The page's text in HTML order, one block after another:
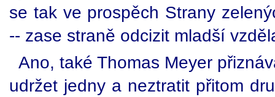
se tak ve prospěch Strany
-- zase straně odcizit mladší
Ano, také Thomas Meyer
udržet jedny a neztratit přitom